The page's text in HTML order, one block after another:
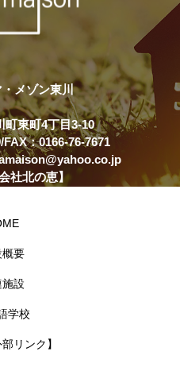
メゾン東川
町東町4丁目3-10
：0166-76-7671
社北の恵】
概要
施設
学校
リンク】